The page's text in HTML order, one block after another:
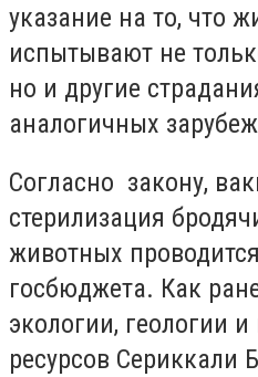
указание на то, что
испытывают не
но и другие
аналогичных
Согласно закону,
стерилизация
животных
госбюджета. Как
экологии, геологии
ресурсов Сериккали